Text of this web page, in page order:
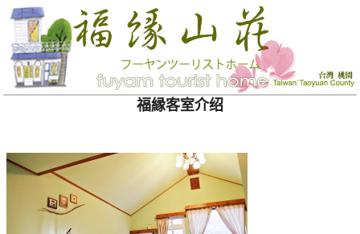
福縁客室介绍